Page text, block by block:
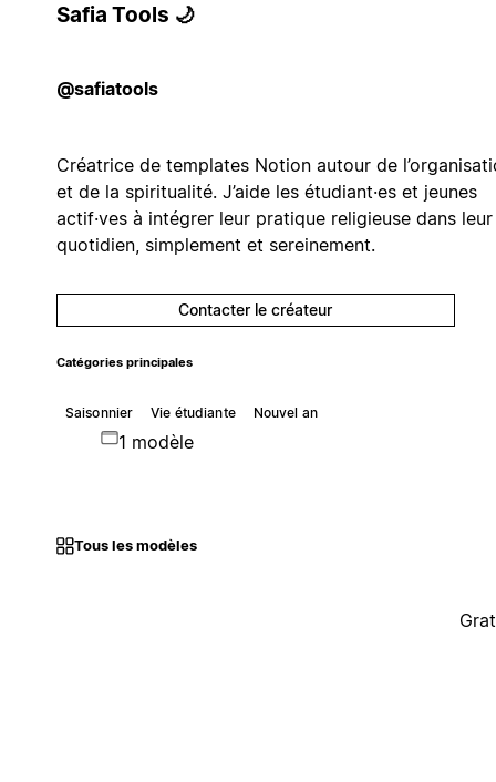
Safia Tools 🌙
@safiatools
Créatrice de templates Notion autour de
et de la spiritualité. J’aide les étudiant·es et jeunes
actif·ves à intégrer leur pratique religieuse dans leur
quotidien, simplement et sereinement.
Contacter le créateur
Catégories principales
Saisonnier Vie étudiante Nouvel an
1 modèle
Tous les modèles